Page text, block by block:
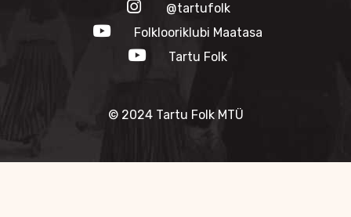
@tartufolk
Folklooriklubi Maatasa
Tartu Folk
© 2024 Tartu Folk MTÜ